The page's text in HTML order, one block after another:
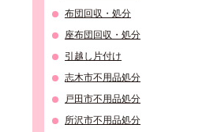
布団回収・処分
座布団回収・処分
引越し片付け
志木市不用品処分
戸田市不用品処分
所沢市不用品処分